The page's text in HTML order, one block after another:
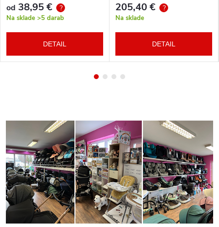
od 38,95 € ?
Na sklade >5 darab
DETAIL
205,40 € ?
Na sklade
DETAIL